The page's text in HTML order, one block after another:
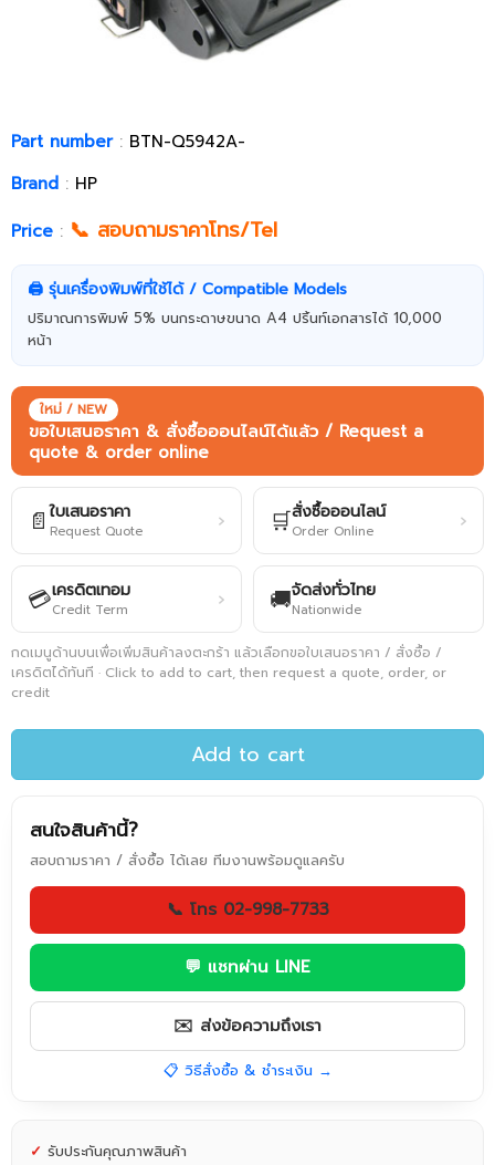
Part number: BTN-Q5942A-
Brand : HP
Price : 📞 สอบถามราคาโทร/Tel
🖨️ รุ่นเครื่องพิมพ์ที่ใช้ได้ / Compatible Models
ปริมาณการพิมพ์ 5% บนกระดาษขนาด A4 ปริ้นท์เอกสารได้ 10,000
หน้า
ใหม่ / NEW
ขอใบเสนอราคา & สั่งซื้อออนไลน์ได้แล้ว / Request a
quote & order online
📄 ใบเสนอราคา
Request Quote › 🛒สั่งซื้อออนไลน์
Order Online ›
💳เครดิตเทอม
Credit Term › 🚚จัดส่งทั่วไทย
Nationwide
กดเมนูด้านบนเพื่อเพิ่มสินค้าลงตะกร้า แล้วเลือกขอใบเสนอราคา / สั่งซื้อ /
เครดิตได้ทันที · Click to add to cart, then request a quote, order, or
credit
Add to cart
สนใจสินค้านี้?
สอบถามราคา / สั่งซื้อ ได้เลย ทีมงานพร้อมดูแลครับ
📞 โทร 02-998-7733
💬 แชทผ่าน LINE
✉️ ส่งข้อความถึงเรา
📋 วิธีสั่งซื้อ & ชำระเงิน →
✓ รับประกันคุณภาพสินค้า